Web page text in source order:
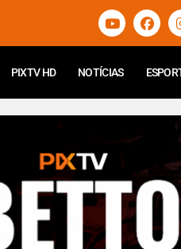
PIXTV HD NOTÍCIAS